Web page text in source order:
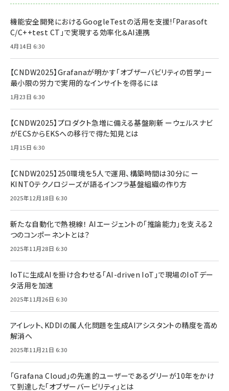
機能安全開発におけるGoogleTestの活用を支援!「Parasoft
C/C++test CT」で実現する効率化＆AI連携
4月14日 6:30
【CNDW2025】Grafanaが明かす「オブザーバビリティの哲学」ー
最小限の労力で実用的なインサイトを得るには
1月23日 6:30
【CNDW2025】プロダクト急増に備える基盤刷新 ーウェルスナビ
がECSからEKSへの移行で得た知見とは
1月15日 6:30
【CNDW2025】250環境を5人で運用、構築時間は30分に ー
KINTOテクノロジーズが語るインフラ基盤組織の作り方
2025年12月18日 6:30
新たな自動化で熱視線！ AIエージェントの「推論能力」を支える2
つのコンポーネントとは？
2025年11月28日 6:30
IoTに生成AIを掛け合わせる「AI-driven IoT」で現場のIoTデー
タ活用を加速
2025年11月26日 6:30
アイレット、KDDIの属人化問題を生成AIアシスタントの精度を高め
解消へ
2025年11月21日 6:30
「Grafana Cloud」の先進的ユーザーであるグリーが10年をかけ
て到達した「オブザーバービリティ」とは